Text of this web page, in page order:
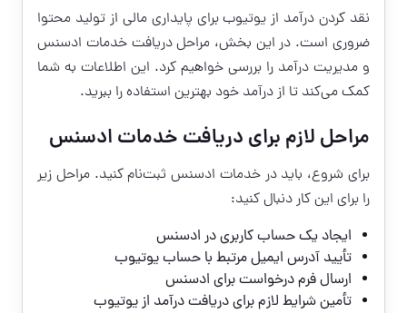
نقد کردن درآمد از یوتیوب برای پایداری مالی از تولید محتوا
ضروری است. در این بخش، مراحل دریافت خدمات ادسنس
و مدیریت درآمد را بررسی خواهیم کرد. این اطلاعات به شما
کمک می‌کند تا از درآمد خود بهترین استفاده را ببرید.
مراحل لازم برای دریافت خدمات ادسنس
برای شروع، باید درخدمات ادسنسثبت‌نام کنید. مراحل زیر
را برای این کار دنبال کنید:
ایجاد یک حساب کاربری در ادسنس
تأیید آدرس ایمیل مرتبط با حساب یوتیوب
ارسال فرم درخواست برای ادسنس
تأمین شرایط لازم برای دریافت درآمد از یوتیوب